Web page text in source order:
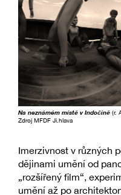
Na neznámém místě v Indočíně (r.
Zdroj MFDF Ji.hlava
Imerzivnost v různých
dějinami umění od
„rozšířený film“,
umění až po